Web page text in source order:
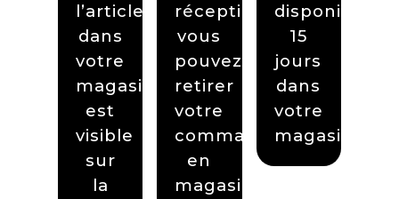
l’article
dans
votre
magasin
est
visible
sur
la
réception,
vous
pouvez
retirer
votre
commande
en
magasin.
disponible
15
jours
dans
votre
magasin.